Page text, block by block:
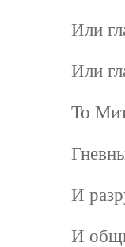
Или
Или
То
И
И